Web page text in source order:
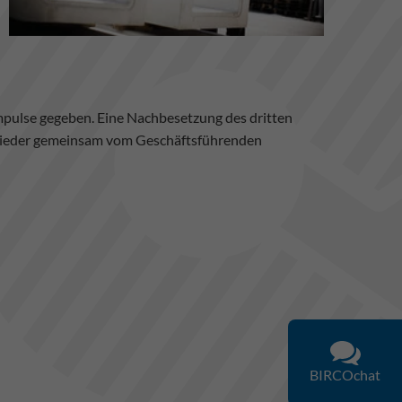
gegeben. Eine Nachbesetzung des dritten
gemeinsam vom Geschäftsführenden
BIRCOchat